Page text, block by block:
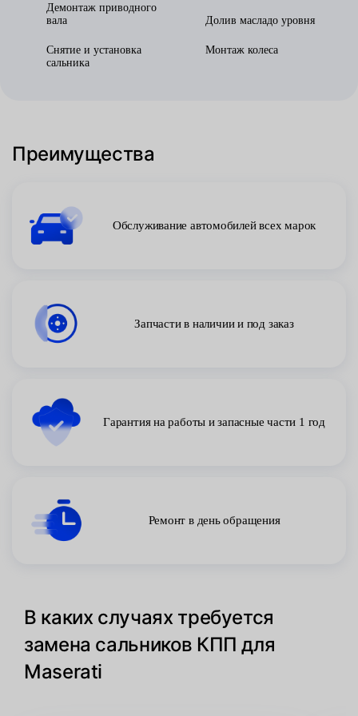
Демонтаж приводного
вала
Снятие и установка
сальника
Долив масладо уровня
Монтаж колеса
Преимущества
Обслуживание автомобилей всех марок
Запчасти в наличии и под заказ
Гарантия на работы и запасные части 1 год
Ремонт в день обращения
В каких случаях требуется
замена сальников КПП для
Maserati